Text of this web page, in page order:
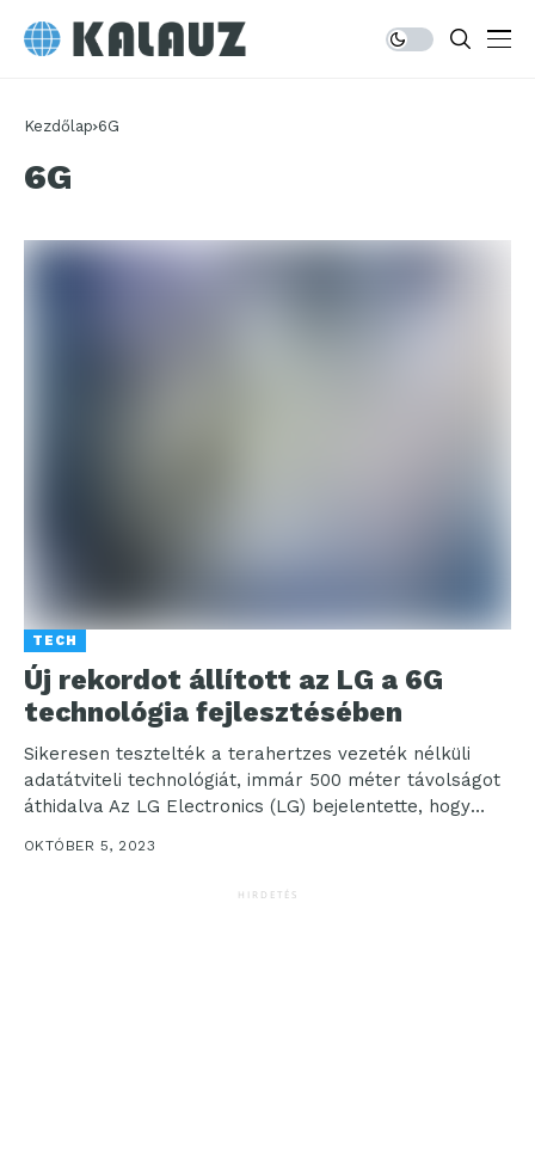
Kezdőlap 6G
6G
TECH
Új rekordot állított az LG a 6G
technológia fejlesztésében
Sikeresen tesztelték a terahertzes vezeték nélküli
adatátviteli technológiát, immár 500 méter távolságot
áthidalva Az LG Electronics (LG) bejelentette, hogy
sikeresen tesztelte a 6G...
OKTÓBER 5, 2023
HIRDETÉS